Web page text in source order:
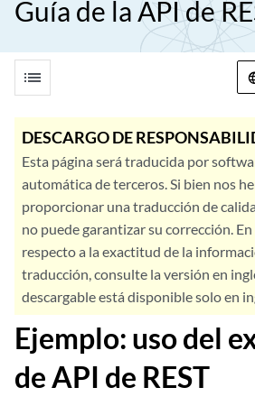
Guía de la API de
list
DESCARGO DE
Esta página será traducida por
automática de terceros. Si bien nos
proporcionar una traducción de
no puede garantizar su corrección. En
respecto a la exactitud de la
traducción, consulte la versión en
descargable está disponible solo en
Ejemplo: uso del
de API de REST